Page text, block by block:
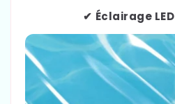
✔ Éclairage LED